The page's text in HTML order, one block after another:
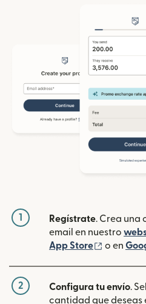
1 Regístrate. Crea una
email en nuestro
App Store
(se abre
o en
2 Configura tu envío.
cantidad que deseas